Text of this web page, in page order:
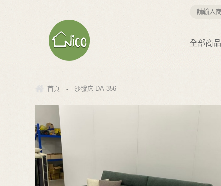
全部商品
首頁 - 沙發床 DA-356